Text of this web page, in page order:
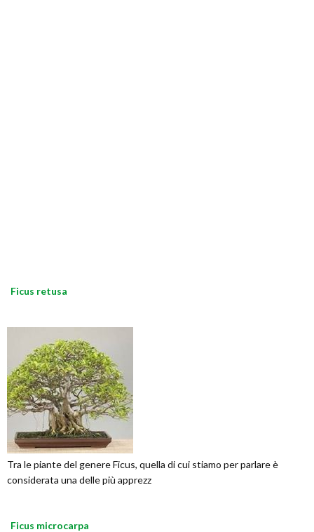
Ficus retusa
Tra le piante del genere Ficus, quella di cui stiamo per parlare è
considerata una delle più apprezz
Ficus microcarpa